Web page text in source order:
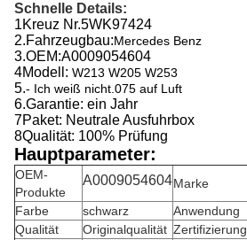
Schnelle Details:
1Kreuz Nr.5WK97424
2.Fahrzeugbau:Mercedes Benz
3.OEM:A0009054604
4Modell: W213 W205 W253
5.- Ich weiß nicht.075 auf Luft
6.Garantie: ein Jahr
7Paket: Neutrale Ausfuhrbox
8Qualität: 100% Prüfung
Hauptparameter:
OEM-
Produkte
A0009054604Marke
Farbe schwarz Anwendung
Qualität
Originalqualität Zertifizierung